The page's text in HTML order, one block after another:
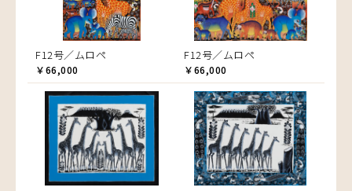
F12号／ムロペ
￥66,000
F12号／ムロペ
￥66,000